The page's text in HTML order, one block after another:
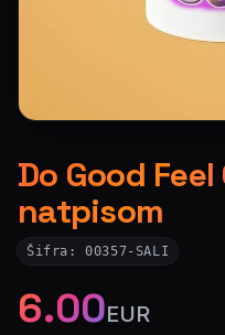
Do Good
natpisom
Šifra:00357-SALI
6.00EUR